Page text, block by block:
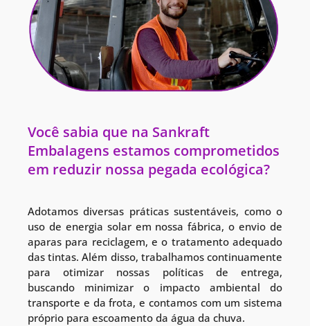
Você sabia que na Sankraft
Embalagens estamos comprometidos
em reduzir nossa pegada ecológica?
Adotamos diversas práticas sustentáveis, como o
uso de energia solar em nossa fábrica, o envio de
aparas para reciclagem, e o tratamento adequado
das tintas. Além disso, trabalhamos continuamente
para otimizar nossas políticas de entrega,
buscando minimizar o impacto ambiental do
transporte e da frota, e contamos com um sistema
próprio para escoamento da água da chuva.